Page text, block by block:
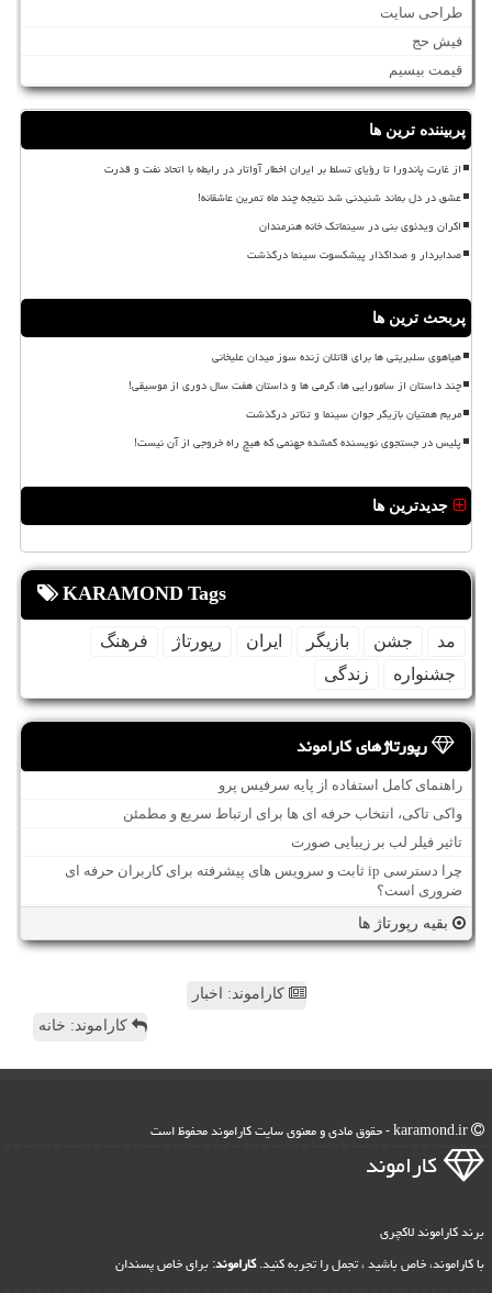
طراحی سایت
فیش حج
قیمت بیسیم
پربیننده ترین ها
از غارت پاندورا تا رؤیای تسلط بر ایران اخطار آواتار در رابطه با اتحاد نفت و قدرت
عشق در دل بماند شنیدنی شد نتیجه چند ماه تمرین عاشقانه!
اکران ویدئوی بنی در سینماتک خانه هنرمندان
صدابردار و صداگذار پیشکسوت سینما درگذشت
پربحث ترین ها
هیاهوی سلبریتی ها برای قاتلان زنده سوز میدان علیخانی
چند داستان از سامورایی ها، گرمی ها و داستان هفت سال دوری از موسیقی!
مریم همتیان بازیگر جوان سینما و تئاتر درگذشت
پلیس در جستجوی نویسنده گمشده جهنمی که هیچ راه خروجی از آن نیست!
جدیدترین ها
KARAMOND Tags
مد جشن بازیگر ایران رپورتاژ
فرهنگ
جشنواره
زندگی
رپورتاژهای کاراموند
راهنمای کامل استفاده از پایه سرفیس پرو
واکی تاکی، انتخاب حرفه ای ها برای ارتباط سریع و مطمئن
تاثیر فیلر لب بر زیبایی صورت
چرا دسترسی ip ثابت و سرویس های پیشرفته برای کاربران حرفه ای
ضروری است؟
بقیه رپورتاژ ها
کاراموند: اخبار
کاراموند: خانه
كاراموند
برند کاراموند لاکچری
با کاراموند، خاص باشید ، تجمل را تجربه کنید.کاراموند: برای خاص پسندان